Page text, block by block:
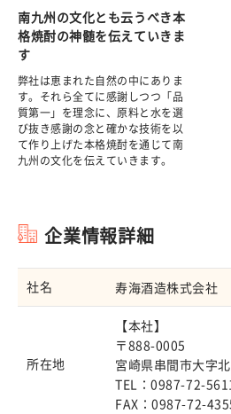
南九州の文化とも云うべき本
格焼酎の神髄を伝えていきま
す
弊社は恵まれた自然の中にありま
す。それら全てに感謝しつつ「品
質第一」を理念に、原料と水を選
び抜き感謝の念と確かな技術を以
て作り上げた本格焼酎を通じて南
九州の文化を伝えていきます。
企業情報詳細
社名 寿海酒造株式会社
所在地
【本社】
〒888-0005
宮崎県串間市大字
TEL：0987-72-
FAX：0987-72-